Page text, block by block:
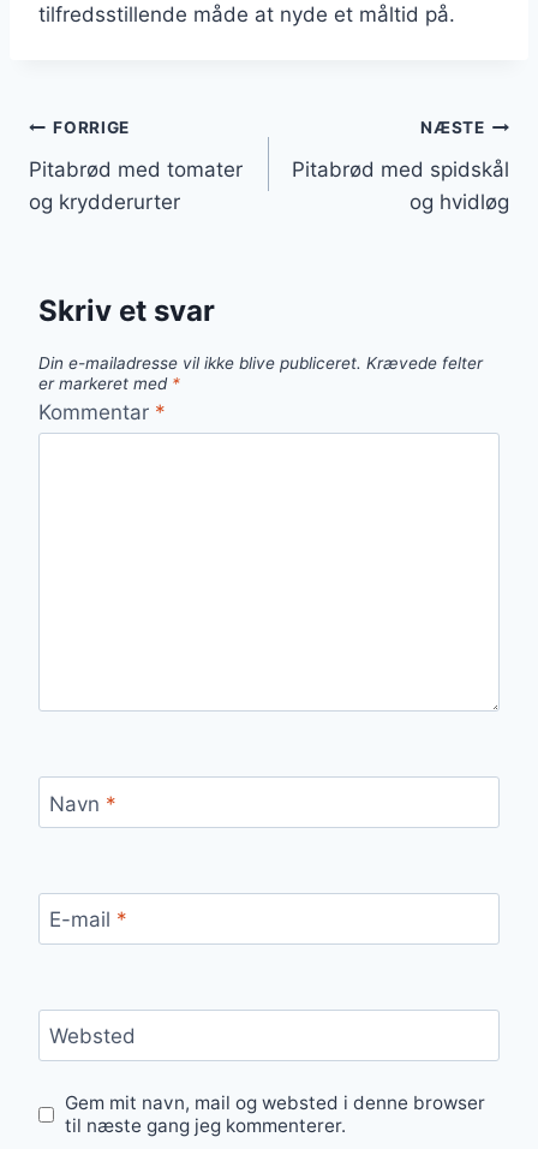
tilfredsstillende måde at nyde et måltid på.
Indlægsnavigation
FORRIGE
Pitabrød med tomater
og krydderurter
NÆSTE
Pitabrød med spidskål
og hvidløg
Skriv et svar
Din e-mailadresse vil ikke blive publiceret. Krævede felter
er markeret med *
Kommentar *
Navn *
E-mail *
Websted
Gem mit navn, mail og websted i denne browser
til næste gang jeg kommenterer.